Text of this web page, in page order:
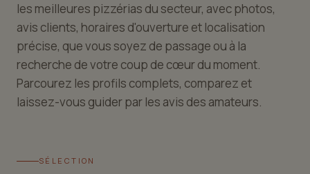
les meilleures pizzérias du secteur, avec photos,
avis clients, horaires d'ouverture et localisation
précise, que vous soyez de passage ou à la
recherche de votre coup de cœur du moment.
Parcourez les profils complets, comparez et
laissez-vous guider par les avis des amateurs.
SÉLECTION